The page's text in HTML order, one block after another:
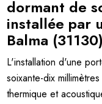
dormant de
installée par
Balma (31130)
L'installation d'une
soixante-dix
thermique et